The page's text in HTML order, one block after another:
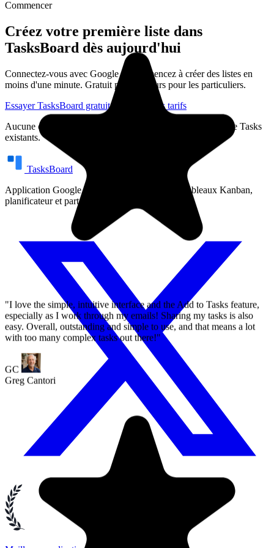
"I love the simple, intuitive interface and the Add to Tasks feature,
especially as I work through my emails! Sharing my tasks is also
easy. Overall, outstanding and simple to use, and that means a lot
with too many complex tasks out there!"
GC
Greg Cantori
Commencer
Créez votre première liste dans
TasksBoard dès aujourd'hui
Connectez-vous avec Google et commencez à créer des listes en
moins d'une minute. Gratuit pour toujours pour les particuliers.
Essayer TasksBoard gratuitement
Voir les tarifs
Aucune carte de crédit requise. Fonctionne avec vos Google Tasks
existants.
TasksBoard
Application Google Tasks en plein écran avec tableaux Kanban,
planificateur et partage d'équipe.